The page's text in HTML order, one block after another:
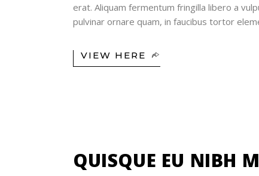
erat. Aliquam fermentum fringilla libero a
pulvinar ornare quam, in faucibus tortor
VIEW HERE
QUISQUE EU NIBH